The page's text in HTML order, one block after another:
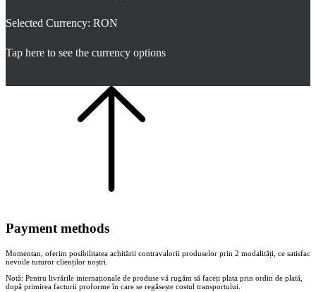
Selected Currency: RON
Tap here to see the currency options
Payment methods
Momentan, oferim posibilitatea achitării contravalorii produselor prin 2 modalități, ce satisfac
nevoile tuturor clienților noștri.
Notă: Pentru livrările internaționale de produse vă rugăm să faceți plata prin ordin de plată,
după primirea facturii proforme în care se regăsește costul transportului.